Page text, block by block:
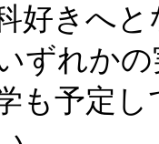
好きへ
ずれか
も予定